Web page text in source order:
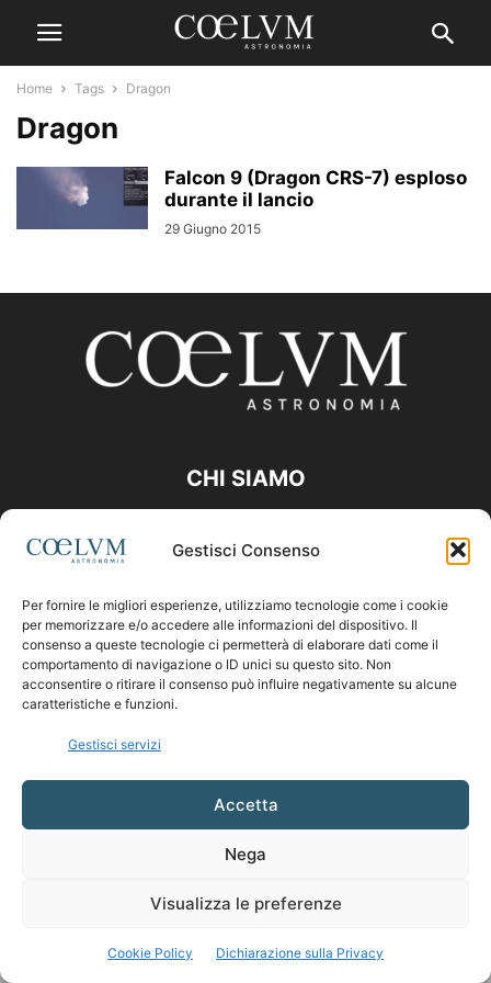
Gestisci Consenso
Per fornire le migliori esperienze, utilizziamo tecnologie come i cookie
per memorizzare e/o accedere alle informazioni del dispositivo. Il
consenso a queste tecnologie ci permetterà di elaborare dati come il
comportamento di navigazione o ID unici su questo sito. Non
acconsentire o ritirare il consenso può influire negativamente su alcune
caratteristiche e funzioni.
Gestisci servizi
Accetta
Nega
Visualizza le preferenze
Cookie Policy Dichiarazione sulla Privacy
Home Tags Dragon
Dragon
Falcon 9 (Dragon CRS-7) esploso
durante il lancio
29 Giugno 2015
CHI SIAMO
Contattaci:coelumastro@coelum.com
SEGUICI